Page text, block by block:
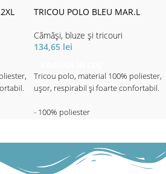
TRICOU POLO BLEU MAR.L
Cămăși, bluze și tricouri
134,65 lei
Tricou polo, material 100% poliester,
ușor, respirabil și foarte confortabil.
- 100% poliester